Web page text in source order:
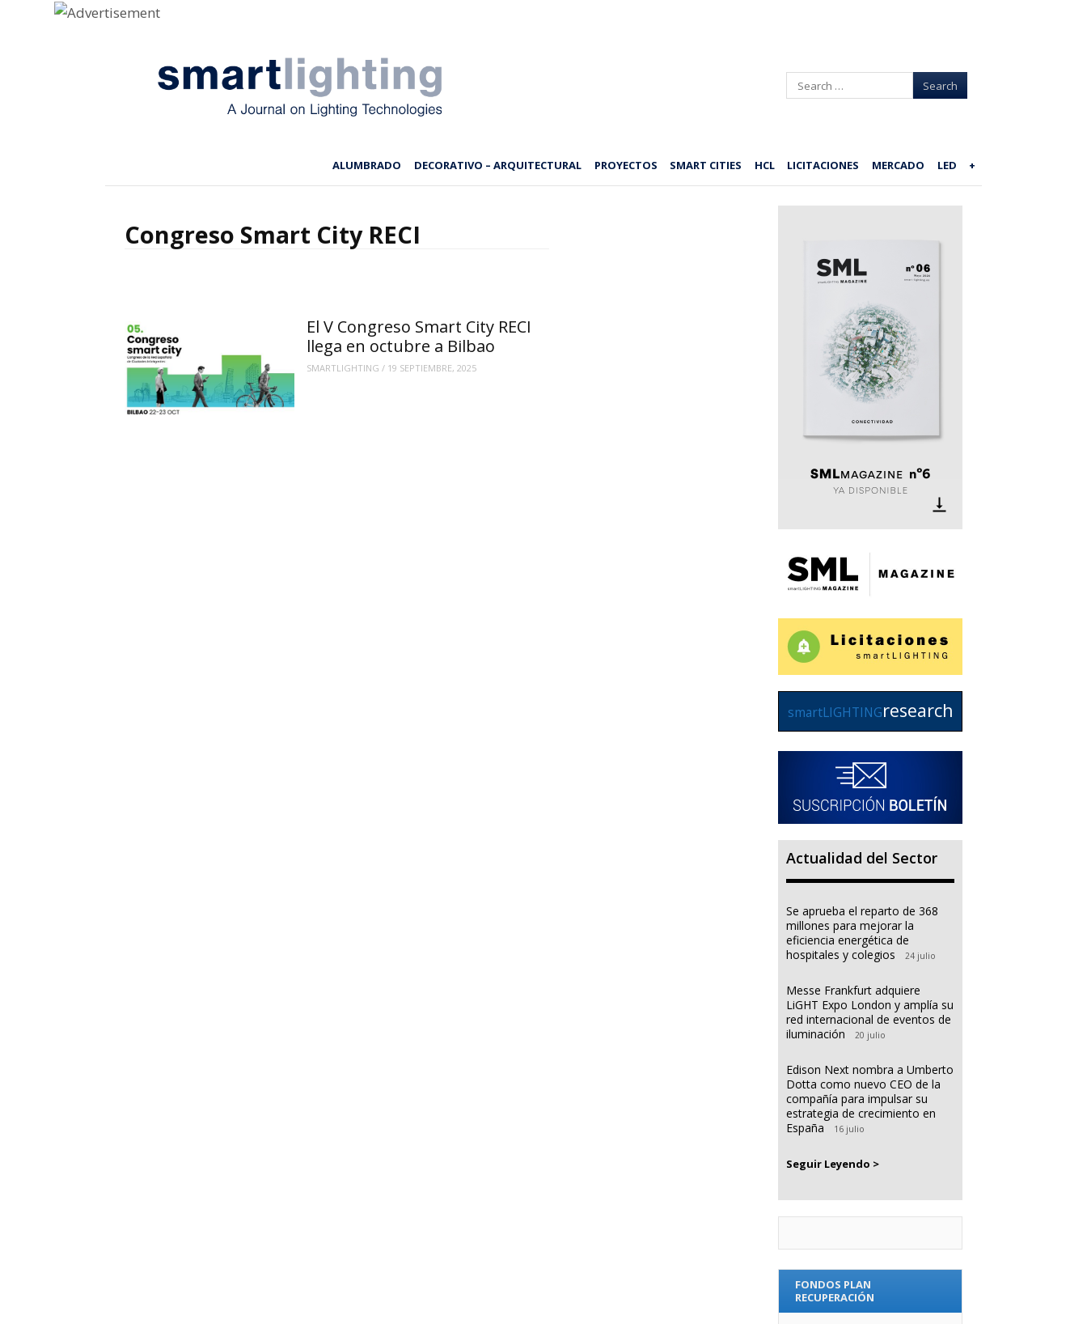
Search
ALUMBRADO DECORATIVO – ARQUITECTURAL PROYECTOS SMART CITIES HCL LICITACIONES MERCADO LED +
Congreso Smart City RECI
El V Congreso Smart City RECI
llega en octubre a Bilbao
SMARTLIGHTING / 19 SEPTIEMBRE, 2025
smartLIGHTINGresearch
Actualidad del Sector
Se aprueba el reparto de 368
millones para mejorar la
eficiencia energética de
hospitales y colegios
24 julio
Messe Frankfurt adquiere
LiGHT Expo London y amplía su
red internacional de eventos de
iluminación
20 julio
Edison Next nombra a Umberto
Dotta como nuevo CEO de la
compañía para impulsar su
estrategia de crecimiento en
España
16 julio
Seguir Leyendo >
FONDOS PLAN
RECUPERACIÓN